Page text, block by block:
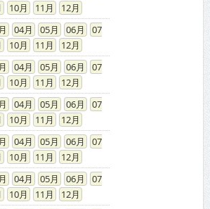
10 11
12
04 05 06
07
10 11
12
04 05 06
07
10 11
12
04 05 06
07
10 11
12
04 05 06
07
10 11
12
04 05 06
07
10 11
12